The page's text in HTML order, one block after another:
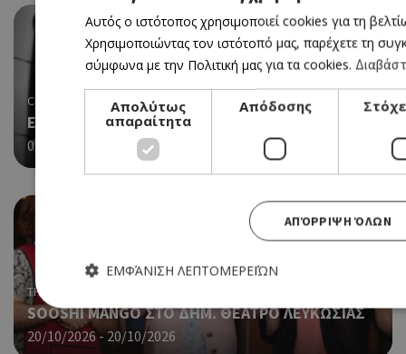
CINEMA
EXPLICIT ΣΤΟ ΘΕΑΤΡΟ ΡΙΑΛΤΟ
07/09/2026 - 09/09/2026
THEATRE
SOOSHI MANGO ΣΤΟ ΔΗΜ. ΘΕΑΤΡΟ ΛΕΥΚΩΣΙΑΣ
20/10/2026 - 20/10/2026
Αυτός ο ιστότοπος χρησιμοποιεί cookies για τη
Χρησιμοποιώντας τον ιστότοπό μας, παρέχετε τη
σύμφωνα με την Πολιτική μας για τα cookies.
Απολύτως
απαραίτητα
Απόδοσης
ΑΠΌΡΡΙΨΗ ΌΛΩΝ
ΕΜΦΆΝΙΣΗ ΛΕΠΤΟΜΕΡΕΙΏΝ
Απολύτως απαραίτητα Απόδοσης